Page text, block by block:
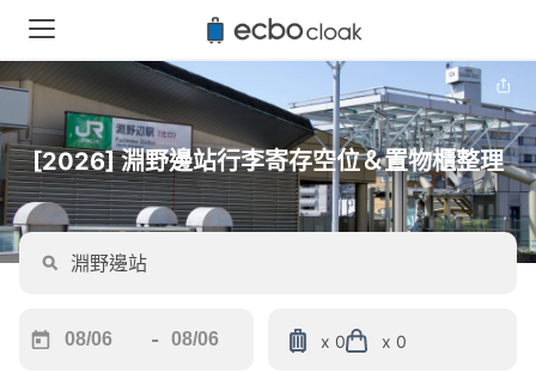
[2026] 淵野邊站行李寄存空位＆置物櫃整理
-
x 0 x 0